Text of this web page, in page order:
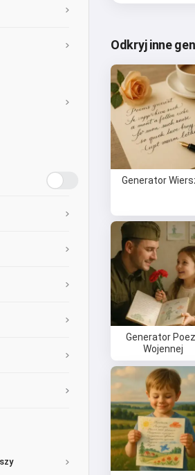
Odkryj inne
Generator
Generator
Wojennej